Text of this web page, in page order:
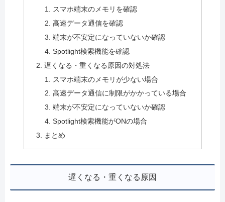
スマホ端末のメモリを確認
高速データ通信を確認
端末が不安定になっていないか確認
Spotlight検索機能を確認
遅くなる・重くなる原因の対処法
スマホ端末のメモリが少ない場合
高速データ通信に制限がかかっている場合
端末が不安定になっていないか確認
Spotlight検索機能がONの場合
まとめ
遅くなる・重くなる原因